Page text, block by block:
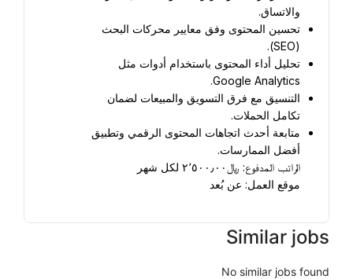
والاتساق.
(SEO).
Google Analytics.
تكامل الحملات.
أفضل الممارسات.
الراتب المدفوع: ﷼٢٬٥٠٠٫٠٠ لكل شهر
موقع العمل: عن بُعد
Similar jobs
No similar jobs found